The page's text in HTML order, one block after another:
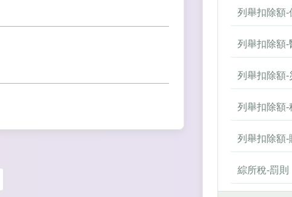
列舉扣除額-
列舉扣除額-
列舉扣除額-
列舉扣除額-
列舉扣除額-
綜所稅-罰則